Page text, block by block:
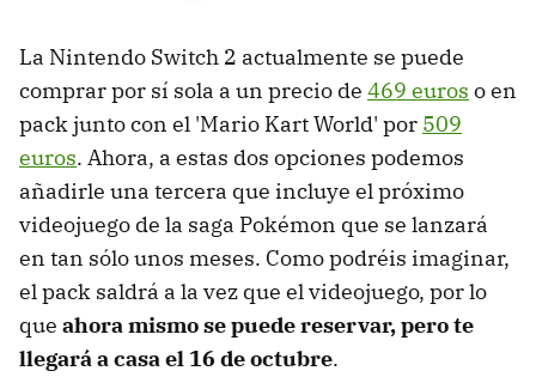
La Nintendo Switch 2 actualmente se puede
comprar por sí sola a un precio de 469 euros o en
pack junto con el 'Mario Kart World' por 509
euros. Ahora, a estas dos opciones podemos
añadirle una tercera que incluye el próximo
videojuego de la saga Pokémon que se lanzará
en tan sólo unos meses. Como podréis imaginar,
el pack saldrá a la vez que el videojuego, por lo
que ahora mismo se puede reservar, pero te
llegará a casa el 16 de octubre.